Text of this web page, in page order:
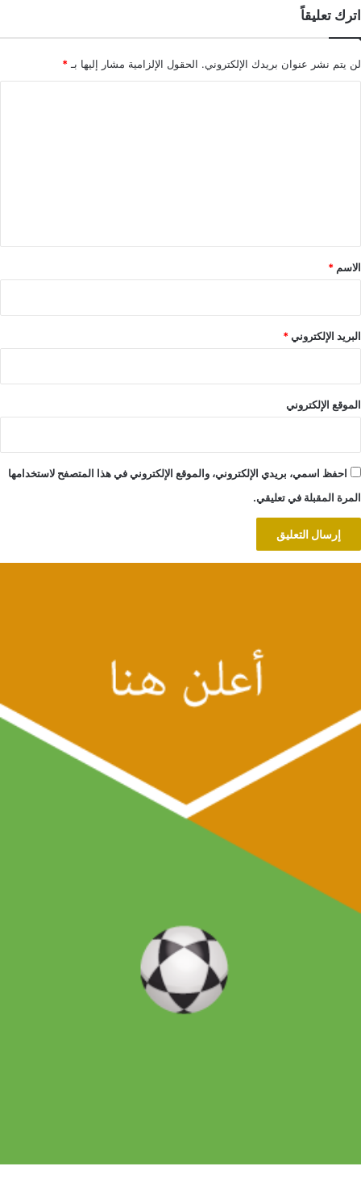
اترك تعليقاً
لن يتم نشر عنوان بريدك الإلكتروني. الحقول الإلزامية مشار إليها بـ *
*
الاسم *
البريد الإلكتروني*
الموقع الإلكتروني
احفظ اسمي، بريدي الإلكتروني، والموقع الإلكتروني في هذا المتصفح لاستخدامها
المرة المقبلة في تعليقي.